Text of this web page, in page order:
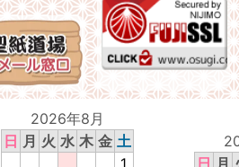
2026年8月
日 月 火 水 木 金 土